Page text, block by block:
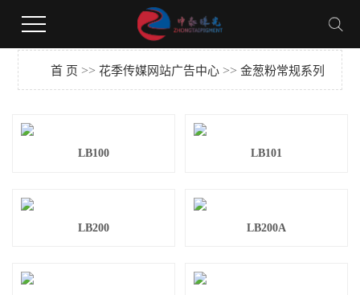
花季下载,花季传媒网站广告,花季视频黄版,花季传媒安装网站
首 页 >> 花季传媒网站广告中心 >>金葱粉常规系列
LB100 LB101
LB200 LB200A